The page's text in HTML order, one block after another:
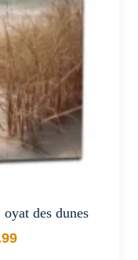
des dunes
de prix : €29.99 à